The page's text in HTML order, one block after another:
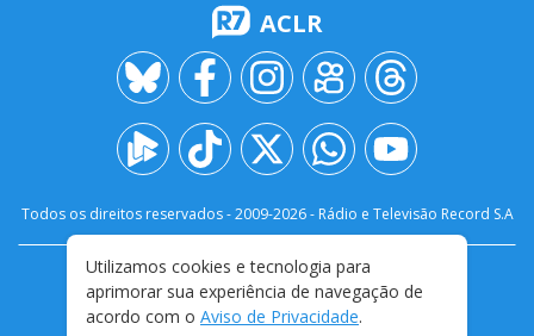
ACLR
Todos os direitos reservados - 2009-2026- Rádio e Televisão Record S.A
FALE CONOSCO
PRIVACIDADE
TERMOS E CONDIÇÕES DE USO
Utilizamos cookies e tecnologia para
aprimorar sua experiência de navegação de
acordo com o Aviso de Privacidade.